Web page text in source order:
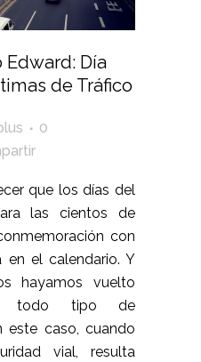
Edward: Día
de Tráfico
0
que los días del
las cientos de
con
en el calendario. Y
hayamos vuelto
todo tipo de
este caso, cuando
vial, resulta